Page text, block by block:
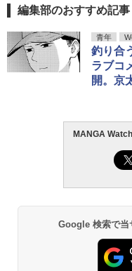
編集部のおすすめ記事
青年
釣り合
ラブコ
開。京
MANGA
Google 検索で当